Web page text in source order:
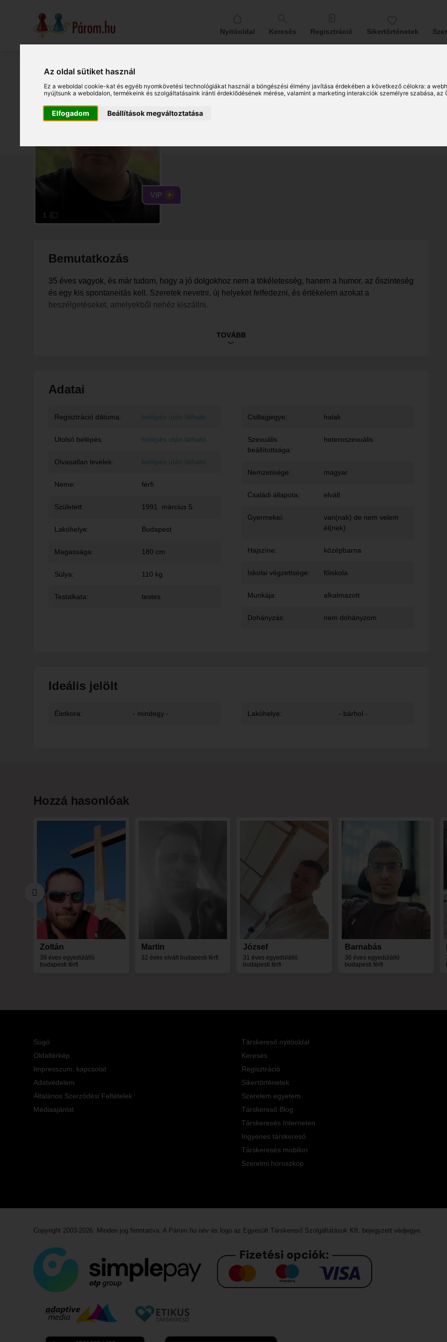
Az oldal sütiket használ
Ez a weboldal cookie-kat és egyéb nyomkövetési technológiákat használ a böngészési élmény javítása érdekében a következő célokra:a
nyújtsunk a weboldalon,termékeink és szolgáltatásaink iránti érdeklődésének mérése, valamint a marketing interakciók személyre szabása,az
Elfogadom Beállítások megváltoztatása
Nyitóoldal Keresés Regisztráció Sikertörténetek
1
Joco (35)
Budapesti társkereső férfi
VIP
Bemutatkozás
35 éves vagyok, és már tudom, hogy a jó dolgokhoz nem a tökéletesség, hanem a humor, az őszinteség
és egy kis spontaneitás kell. Szeretek nevetni, új helyeket felfedezni, és értékelem azokat a
beszélgetéseket, amelyekből nehéz kiszállni.
értelmetlen dolgokon is együtt tudjunk nevetni, akkor lehet, hogy érdemes megismernünk egymást.
TOVÁBB
Adatai
Regisztráció dátuma: belépés után látható
Utolsó belépés: belépés után látható
Olvasatlan levelek: belépés után látható
Neme: férfi
Született: 1991. március 5.
Lakóhelye: Budapest
Magassága: 180 cm
Súlya: 110 kg
Testalkata: testes
Csillagjegye: halak
Szexuális
beállítottsága:
heteroszexuális
Nemzetisége: magyar
Családi állapota: elvált
Gyermekei:
van(nak) de nem velem
él(nek)
Hajszíne: középbarna
Iskolai végzettsége: főiskola
Munkája: alkalmazott
Dohányzás: nem dohányzom
Ideális jelölt
Életkora: - mindegy - Lakóhelye: - bárhol -
Hozzá hasonlóak
Zoltán
39 éves egyedülálló
budapesti férfi
Martin
32 éves elvált budapesti férfi
József
31 éves egyedülálló
budapesti férfi
Barnabás
36 éves egyedülálló
budapesti férfi
Súgó
Oldaltérkép
Impresszum, kapcsolat
Adatvédelem
Általános Szerződési Feltételek
Médiaajánlat
Társkereső nyitóoldal
Keresés
Regisztráció
Sikertörténetek
Szerelem egyetem
Társkereső Blog
Társkeresés Interneten
Ingyenes társkereső
Társkeresés mobilon
Szerelmi horoszkóp
Copyright 2003-2026. Minden jog fenntartva. A Párom.hu név és logo az Egyesült Társkereső Szolgáltatások Kft. bejegyzett védjegye.